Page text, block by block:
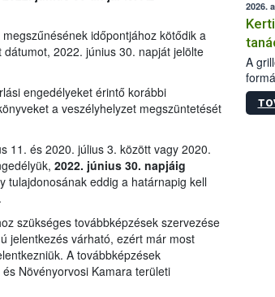
időpontjához kötődik a
2022. június 30. napját jelölte
engedélyeket érintő korábbi
a veszélyhelyzet megszüntetését
11. és 2020. július 3. között vagy 2020.
2022. június 30. napjáig
tulajdonosának eddig a határnapig kell
szükséges továbbképzések szervezése
jelentkezés várható, ezért már most
A továbbképzések
Növényorvosi Kamara területi
2026.
A